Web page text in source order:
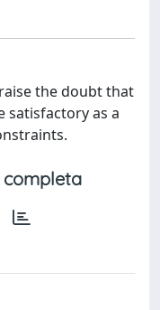
the doubt that
satisfactory as a
completa